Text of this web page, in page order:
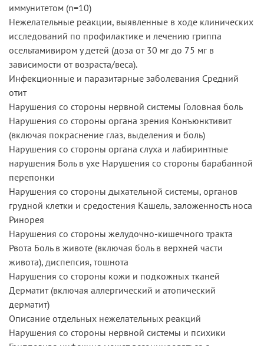
иммунитетом (n=10)
Нежелательные реакции, выявленные в ходе клинических
исследований по профилактике и лечению гриппа
осельтамивиром у детей (доза от 30 мг до 75 мг в
зависимости от возраста/веса).
Инфекционные и паразитарные заболевания Средний
отит
Нарушения со стороны нервной системы Головная боль
Нарушения со стороны органа зрения Конъюнктивит
(включая покраснение глаз, выделения и боль)
Нарушения со стороны органа слуха и лабиринтные
нарушения Боль в ухе Нарушения со стороны барабанной
перепонки
Нарушения со стороны дыхательной системы, органов
грудной клетки и средостения Кашель, заложенность носа
Ринорея
Нарушения со стороны желудочно-кишечного тракта
Рвота Боль в животе (включая боль в верхней части
живота), диспепсия, тошнота
Нарушения со стороны кожи и подкожных тканей
Дерматит (включая аллергический и атопический
дерматит)
Описание отдельных нежелательных реакций
Нарушения со стороны нервной системы и психики